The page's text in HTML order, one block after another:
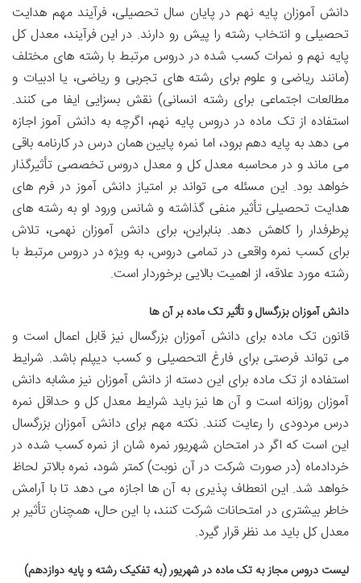
دانش آموزان پایه نهم در پایان سال تحصیلی، فرآیند مهم هدایت
تحصیلی و انتخاب رشته را پیش رو دارند. در این فرآیند، معدل کل
پایه نهم و نمرات کسب شده در دروس مرتبط با رشته های مختلف
(مانند ریاضی و علوم برای رشته های تجربی و ریاضی، یا ادبیات و
مطالعات اجتماعی برای رشته انسانی) نقش بسزایی ایفا می کنند.
استفاده از تک ماده در دروس پایه نهم، اگرچه به دانش آموز اجازه
می دهد به پایه دهم برود، اما نمره پایین همان درس در کارنامه باقی
می ماند و در محاسبه معدل کل و معدل دروس تخصصی تأثیرگذار
خواهد بود. این مسئله می تواند بر امتیاز دانش آموز در فرم های
هدایت تحصیلی تأثیر منفی گذاشته و شانس ورود او به رشته های
پرطرفدار را کاهش دهد. بنابراین، برای دانش آموزان نهمی، تلاش
برای کسب نمره واقعی در تمامی دروس، به ویژه در دروس مرتبط با
رشته مورد علاقه، از اهمیت بالایی برخوردار است.
دانش آموزان بزرگسال و تأثیر تک ماده بر آن ها
قانون تک ماده برای دانش آموزان بزرگسال نیز قابل اعمال است و
می تواند فرصتی برای فارغ التحصیلی و کسب دیپلم باشد. شرایط
استفاده از تک ماده برای این دسته از دانش آموزان نیز مشابه دانش
آموزان روزانه است و آن ها نیز باید شرایط معدل کل و حداقل نمره
درس مردودی را رعایت کنند. نکته مهم برای دانش آموزان بزرگسال
این است که اگر در امتحان شهریور نمره شان از نمره کسب شده در
خردادماه (در صورت شرکت در آن نوبت) کمتر شود، نمره بالاتر لحاظ
خواهد شد. این انعطاف پذیری به آن ها اجازه می دهد تا با آرامش
خاطر بیشتری در امتحانات شرکت کنند، با این حال، همچنان تأثیر بر
معدل کل باید مد نظر قرار گیرد.
لیست دروس مجاز به تک ماده در شهریور (به تفکیک رشته و پایه دوازدهم)